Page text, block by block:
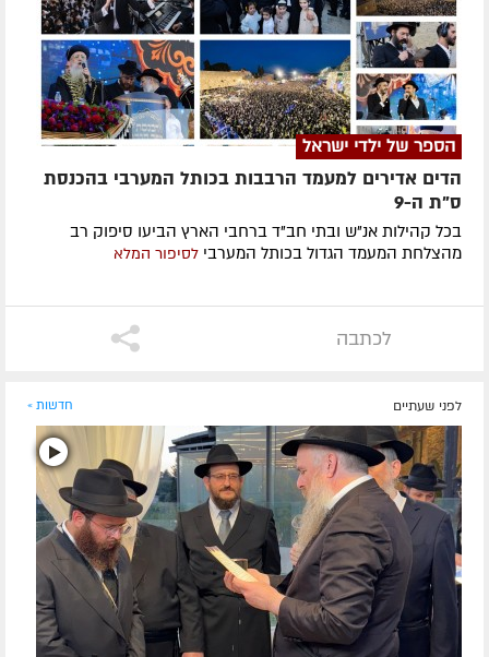
הספר של ילדי ישראל
הדים אדירים למעמד הרבבות בכותל המערבי בהכנסת
ס"ת ה-9
בכל קהילות אנ"ש ובתי חב"ד ברחבי הארץ הביעו סיפוק רב
מהצלחת המעמד הגדול בכותל המערבי לסיפור המלא
לכתבה
לפני שעתיים חדשות »